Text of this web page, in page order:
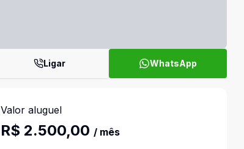
Ligar WhatsApp
Valor aluguel
R$ 2.500,00 / mês